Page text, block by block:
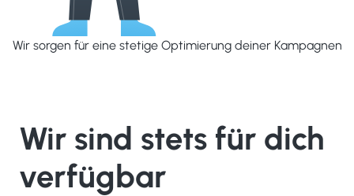
Wir sind stets für dich
verfügbar
Wir sorgen für eine stetige Optimierung deiner Kampagnen